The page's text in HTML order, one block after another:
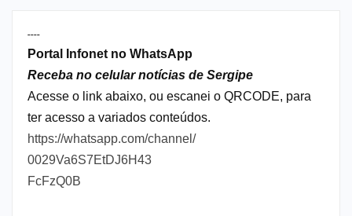
----
Portal Infonet no WhatsApp
Receba no celular notícias de Sergipe
Acesse o link abaixo, ou escanei o QRCODE, para
ter acesso a variados conteúdos.
https://whatsapp.com/channel/
0029Va6S7EtDJ6H43
FcFzQ0B